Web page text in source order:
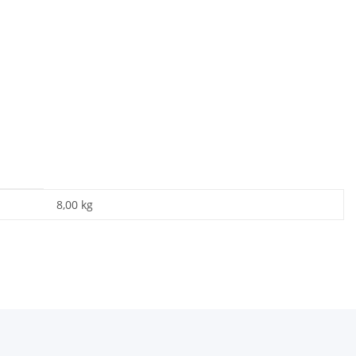
8,00 kg